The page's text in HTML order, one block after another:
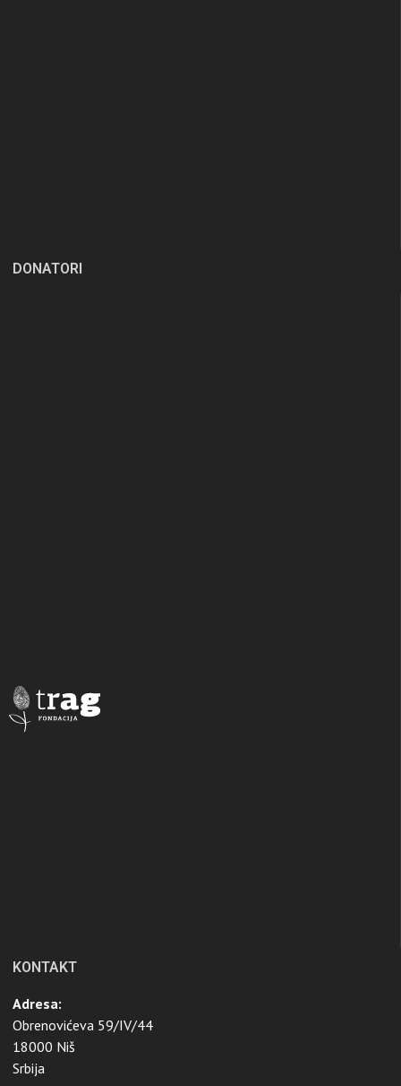
DONATORI
KONTAKT
Adresa:
Obrenovićeva 59/IV/44
18000 Niš
Srbija